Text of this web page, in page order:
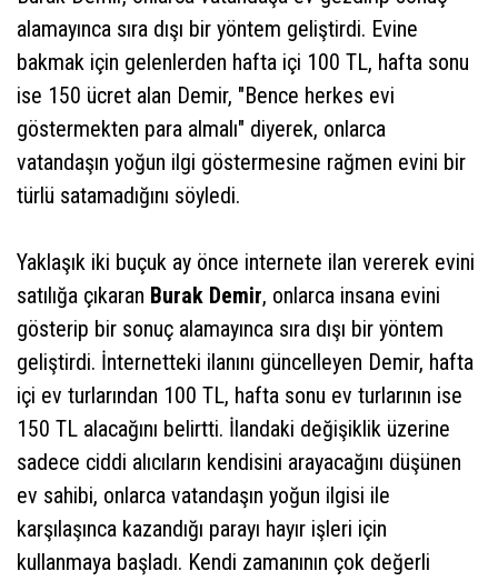
alamayınca sıra dışı bir yöntem geliştirdi. Evine
bakmak için gelenlerden hafta içi 100 TL, hafta sonu
ise 150 ücret alan Demir, "Bence herkes evi
göstermekten para almalı" diyerek, onlarca
vatandaşın yoğun ilgi göstermesine rağmen evini bir
türlü satamadığını söyledi.
Yaklaşık iki buçuk ay önce internete ilan vererek evini
satılığa çıkaran Burak Demir, onlarca insana evini
gösterip bir sonuç alamayınca sıra dışı bir yöntem
geliştirdi. İnternetteki ilanını güncelleyen Demir, hafta
içi ev turlarından 100 TL, hafta sonu ev turlarının ise
150 TL alacağını belirtti. İlandaki değişiklik üzerine
sadece ciddi alıcıların kendisini arayacağını düşünen
ev sahibi, onlarca vatandaşın yoğun ilgisi ile
karşılaşınca kazandığı parayı hayır işleri için
kullanmaya başladı. Kendi zamanının çok değerli